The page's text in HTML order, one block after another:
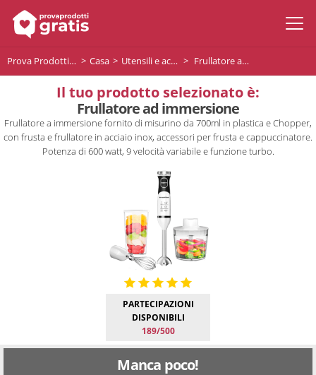
Prova Prodotti Gratis Casa Utensili e accessori da cucina Frullatore ad immersione
Il tuo prodotto selezionato è:
Frullatore ad immersione
Frullatore a immersione fornito di misurino da 700ml in plastica e Chopper,
con frusta e frullatore in acciaio inox, accessori per frusta e cappuccinatore.
Potenza di 600 watt, 9 velocità variabile e funzione turbo.
PARTECIPAZIONI
DISPONIBILI
189/500
Manca poco!